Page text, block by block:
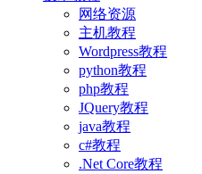
网络资源
主机教程
Wordpress教程
python教程
php教程
JQuery教程
java教程
c#教程
.Net Core教程